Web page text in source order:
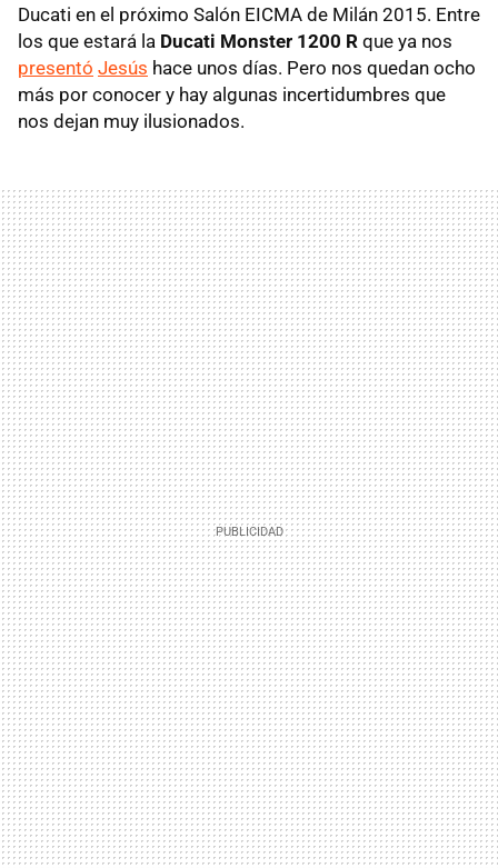
Ducati en el próximo Salón EICMA de Milán 2015. Entre
los que estará la Ducati Monster 1200 R que ya nos
presentó Jesús hace unos días. Pero nos quedan ocho
más por conocer y hay algunas incertidumbres que
nos dejan muy ilusionados.